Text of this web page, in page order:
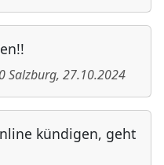
Salzburg, 27.10.2024
kündigen, geht